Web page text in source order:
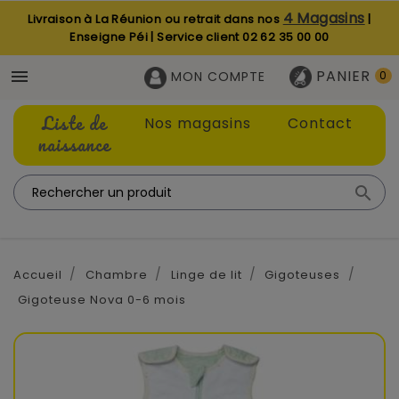
Livraison à La Réunion ou retrait dans nos 4 Magasins |
Enseigne Péi | Service client02 62 35 00 00
 PANIER 0
MON COMPTE
Liste de
naissance
Nos magasins Contact

Accueil Chambre Linge de lit
Gigoteuses
Gigoteuse Nova 0-6 mois